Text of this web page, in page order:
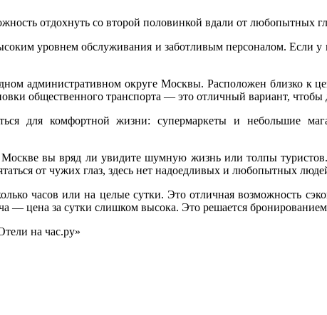
отдохнуть со второй половинкой вдали от любопытных
уровнем обслуживания и заботливым персоналом. Если
административном округе Москвы. Расположен близко к
общественного транспорта — это отличный вариант, чтобы
для комфортной жизни: супермаркеты и небольшие
вы вряд ли увидите шумную жизнь или толпы
от чужих глаз, здесь нет надоедливых и любопытных
часов или на целые сутки. Это отличная возможность
— цена за сутки слишком высока. Это решается
на час.ру»